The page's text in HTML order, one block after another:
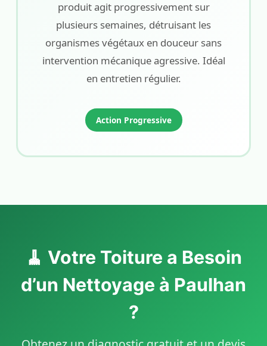
produit agit progressivement sur
plusieurs semaines, détruisant les
organismes végétaux en douceur sans
intervention mécanique agressive. Idéal
en entretien régulier.
Action Progressive
🧹 Votre Toiture a Besoin
d’un Nettoyage à Paulhan
?